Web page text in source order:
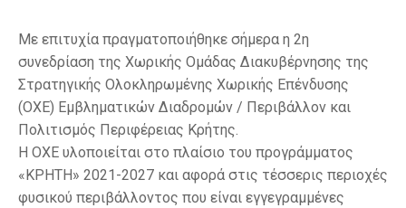
Με επιτυχία πραγματοποιήθηκε σήμερα η 2η
συνεδρίαση της Χωρικής Ομάδας Διακυβέρνησης της
Στρατηγικής Ολοκληρωμένης Χωρικής Επένδυσης
(OXE) Εμβληματικών Διαδρομών / Περιβάλλον και
Πολιτισμός Περιφέρειας Κρήτης.
Η ΟΧΕ υλοποιείται στο πλαίσιο του προγράμματος
«ΚΡΗΤΗ» 2021-2027 και αφορά στις τέσσερις περιοχές
φυσικού περιβάλλοντος που είναι εγγεγραμμένες